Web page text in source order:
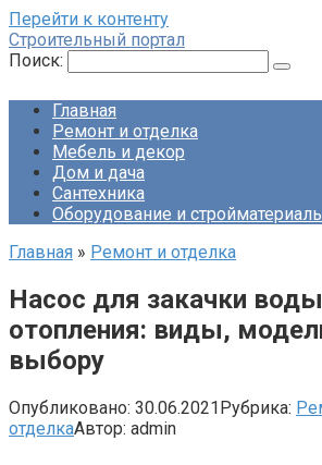
Перейти к контенту
Строительный портал
Поиск:
Главная
Ремонт и отделка
Мебель и декор
Дом и дача
Сантехника
Оборудование и
Главная » Ремонт и отделка
Насос для закачки
отопления: виды,
выбору
Опубликовано: 30.06.2021Рубрика:
отделкаАвтор: admin